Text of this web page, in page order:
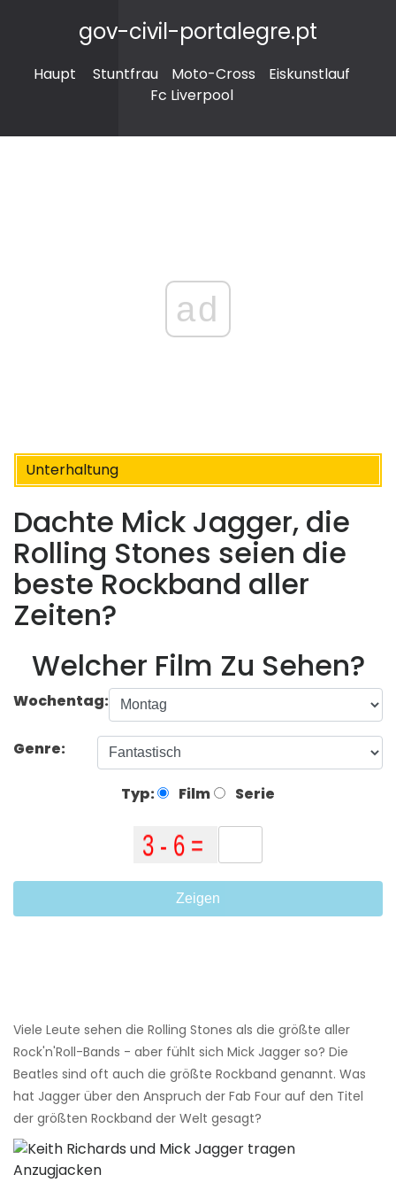
gov-civil-portalegre.pt
Haupt Stuntfrau Moto-Cross
Eiskunstlauf
Fc Liverpool
ad
Unterhaltung
Dachte Mick Jagger, die
Rolling Stones seien die
beste Rockband aller
Zeiten?
Welcher Film Zu Sehen?
Wochentag:
Genre:
Typ: Film Serie
Zeigen
Viele Leute sehen die Rolling Stones als die größte aller
Rock'n'Roll-Bands - aber fühlt sich Mick Jagger so? Die
Beatles sind oft auch die größte Rockband genannt. Was
hat Jagger über den Anspruch der Fab Four auf den Titel
der größten Rockband der Welt gesagt?